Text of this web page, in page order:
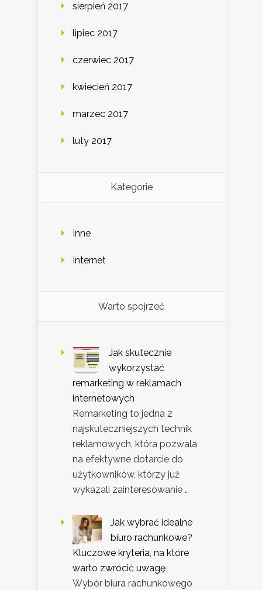
sierpień 2017
lipiec 2017
czerwiec 2017
kwiecień 2017
marzec 2017
luty 2017
Kategorie
Inne
Internet
Warto spojrzeć
Jak skutecznie
wykorzystać
remarketing w reklamach
internetowych
Remarketing to jedna z
najskuteczniejszych technik
reklamowych, która pozwala
na efektywne dotarcie do
użytkowników, którzy już
wykazali zainteresowanie …
Jak wybrać idealne
biuro rachunkowe?
Kluczowe kryteria, na które
warto zwrócić uwagę
Wybór biura rachunkowego